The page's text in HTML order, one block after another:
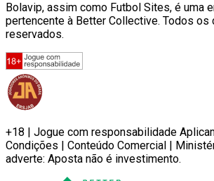
Bolavip, assim como Futbol Sites, é uma
pertencente à Better Collective. Todos os
reservados.
+18 | Jogue com responsabilidade
Condições | Conteúdo Comercial |
adverte: Aposta não é investimento.